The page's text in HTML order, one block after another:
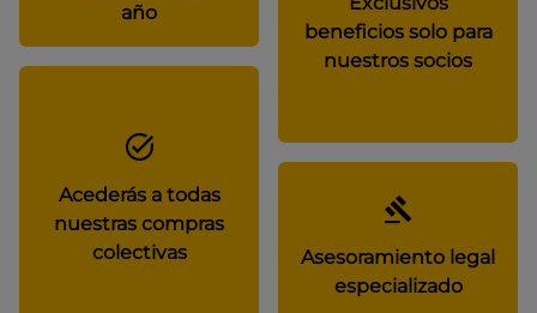
año
beneficios solo para
nuestros socios
Acederás a todas
nuestras compras
colectivas
Asesoramiento legal
especializado